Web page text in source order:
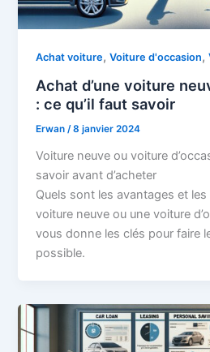
Achat voiture,Voiture d'occasion,
Achat d’une voiture
: ce qu’il faut savoir
Erwan/8 janvier 2024
Voiture neuve ou voiture
savoir avant d’acheter
Quels sont les avantages et les
voiture neuve ou une voiture
vous donne les clés pour faire
possible.